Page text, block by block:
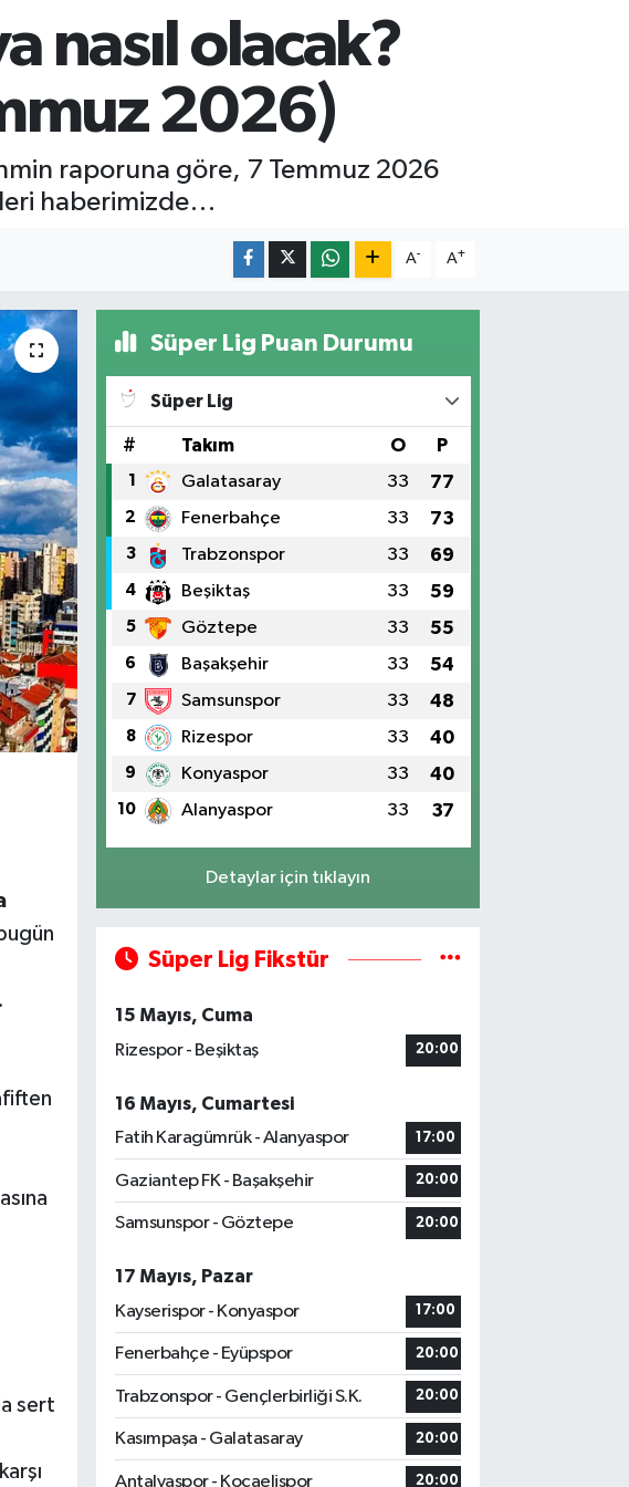
nasıl olacak?
2026)
raporuna göre, 7 Temmuz 2026
haberimizde…
A- A+
sert
Süper Lig Puan Durumu
Süper Lig
# Takım O P
1 Galatasaray 33 77
2 Fenerbahçe 33 73
3 Trabzonspor 33 69
4 Beşiktaş 33 59
5 Göztepe 33 55
6 Başakşehir 33 54
7 Samsunspor 33 48
8 Rizespor 33 40
9 Konyaspor 33 40
10 Alanyaspor 33 37
Detaylar için tıklayın
Süper Lig Fikstür
15 Mayıs, Cuma
Rizespor - Beşiktaş
20:00
16 Mayıs, Cumartesi
Fatih Karagümrük - Alanyaspor
17:00
Gaziantep FK - Başakşehir 20:00
Samsunspor - Göztepe 20:00
17 Mayıs, Pazar
Kayserispor - Konyaspor
17:00
Fenerbahçe - Eyüpspor 20:00
Trabzonspor - Gençlerbirliği S.K. 20:00
Kasımpaşa - Galatasaray 20:00
Antalyaspor - Kocaelispor 20:00